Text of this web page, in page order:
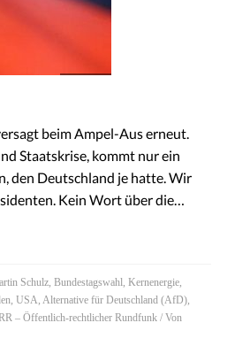
beim Ampel-Aus erneut.
Staatskrise, kommt nur ein
den Deutschland je hatte. Wir
Kein Wort über die…
Schulz, Bundestagswahl, Kernenergie,
, USA, Alternative für Deutschland (AfD),
– Öffentlich-rechtlicher Rundfunk / Von